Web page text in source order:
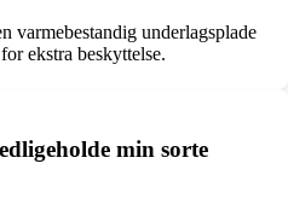
varmebestandig underlagsplade
ekstra beskyttelse.
min sorte